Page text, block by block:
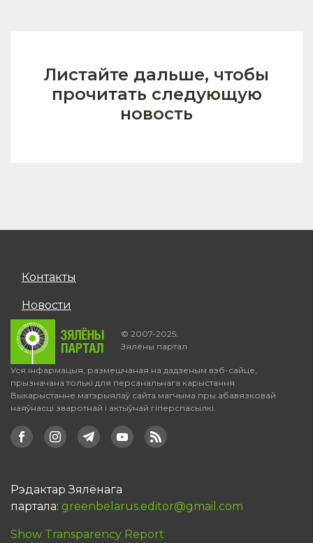
Листайте дальше, чтобы
прочитать следующую
новость
Контакты
Новости
© 2007-2025.
Зялёны партал
Уся інфармацыя, размешчаная на дадзеным вэб-сайце,
прызначана толькі для персанальнага карыстання.
Выкарыстанне матэрыялаў сайта магчыма пры абавязковай
наяўнасці зваротнай і актыўнай гіперспасылкі.
Рэдактар Зялёнага
партала: greenbelarus.editor@gmail.com
Show Transparency Report